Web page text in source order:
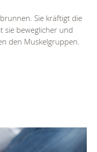
Sie kräftigt die
sie beweglicher und
den Muskelgruppen.